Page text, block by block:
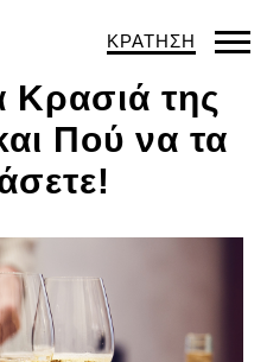
ΚΡΑΤΗΣΗ
Κρασιά της
Πού να τα